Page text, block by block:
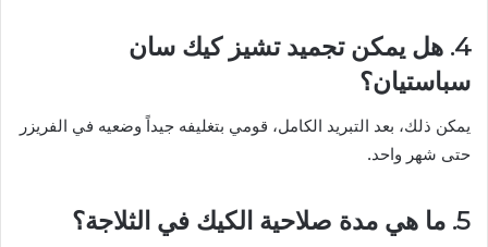
4. هل يمكن تجميد تشيز كيك سان
سباستيان؟
يمكن ذلك، بعد التبريد الكامل، قومي بتغليفه جيداً وضعيه في الفريزر
حتى شهر واحد.
5. ما هي مدة صلاحية الكيك في الثلاجة؟